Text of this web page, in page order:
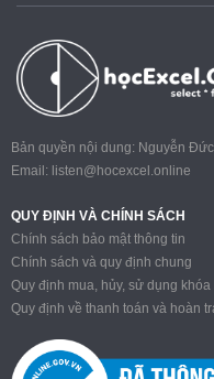
Google Sheet
MOS
Power BI
Bản quyền nội dung: Nguyễn
Email: listen@hocexcel.online
QUY ĐỊNH VÀ CHÍNH SÁCH
Chính sách bảo mật thông tin
Chính sách và quy định chung
Quy định mua, hủy, sử dụng khóa
Quy định về thanh toán và hoàn